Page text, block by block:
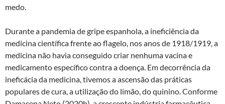
medo.
Durante a pandemia de gripe espanhola, a ineficiência da
medicina científica frente ao flagelo, nos anos de 1918/1919, a
medicina não havia conseguido criar nenhuma vacina e
medicamento específico contra a doença. Em decorrência da
ineficácia da medicina, tivemos a ascensão das práticas
populares de cura, a utilização do limão, do quinino. Conforme